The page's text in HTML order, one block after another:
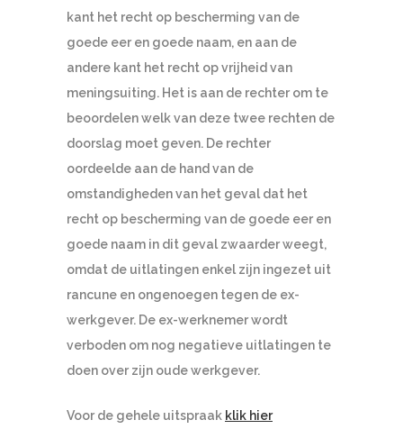
kant het recht op bescherming van de
goede eer en goede naam, en aan de
andere kant het recht op vrijheid van
meningsuiting. Het is aan de rechter om te
beoordelen welk van deze twee rechten de
doorslag moet geven. De rechter
oordeelde aan de hand van de
omstandigheden van het geval dat het
recht op bescherming van de goede eer en
goede naam in dit geval zwaarder weegt,
omdat de uitlatingen enkel zijn ingezet uit
rancune en ongenoegen tegen de ex-
werkgever. De ex-werknemer wordt
verboden om nog negatieve uitlatingen te
doen over zijn oude werkgever.
Voor de gehele uitspraak klik hier